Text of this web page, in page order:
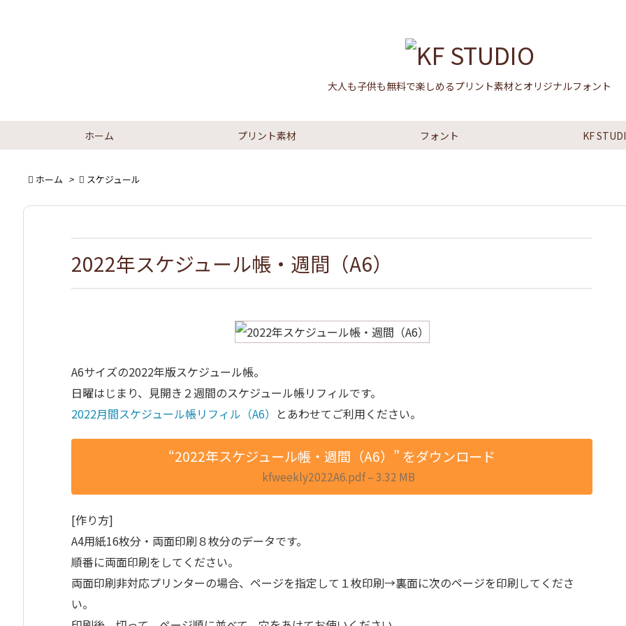
大人も子供も無料で楽しめるプリント素材とオリジナルフォント
ホーム プリント素材 フォント KF
 ホーム >  スケジュール
2022年スケジュール帳・週間（A6）
A6サイズの2022年版スケジュール帳。
日曜はじまり、見開き２週間のスケジュール帳リフィルです。
2022月間スケジュール帳リフィル（A6） とあわせてご利用ください。
“2022年スケジュール帳・週間（A6）” をダウンロード
kfweekly2022A6.pdf – 3.32 MB
[作り方]
A4用紙16枚分・両面印刷８枚分のデータです。
順番に両面印刷をしてください。
両面印刷非対応プリンターの場合、ページを指定して１枚印刷→裏面に次のページを印刷してくださ
い。